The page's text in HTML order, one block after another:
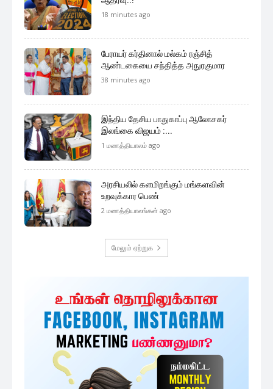
முக்கிய செய்திகளை நொடிப்பொழுதில் எங்கள் செய்தி
எமது குழுவில் இணைந்துகொள்ளுங்கள்.
அதிகம் படிக்கப்பட்டவை
ஜனாதிபதி தேர்தலில் சந்திரிக்கா யாருக்கு
ஆதரவு..!